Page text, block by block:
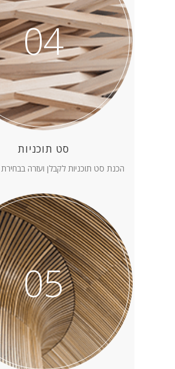
05
04
סט תוכניות
הכנת סט תוכניות לקבלן ועזרה